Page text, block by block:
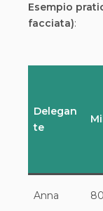
Esempio
facciata):
Delegan
te
Anna 80